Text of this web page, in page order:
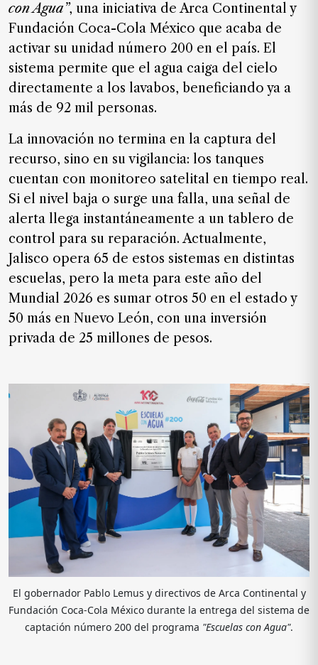
PARA
SUSCRIPTORES
Edición
digital
Nosotros
Anúnciate
con
nosotros
Donativos
Videos
Hemeroteca
con Agua”, una iniciativa de Arca Continental y
Fundación Coca-Cola México que acaba de
activar su unidad número 200 en el país. El
sistema permite que el agua caiga del cielo
directamente a los lavabos, beneficiando ya a
más de 92 mil personas.
La innovación no termina en la captura del
recurso, sino en su vigilancia: los tanques
cuentan con monitoreo satelital en tiempo real.
Si el nivel baja o surge una falla, una señal de
alerta llega instantáneamente a un tablero de
control para su reparación. Actualmente,
Jalisco opera 65 de estos sistemas en distintas
escuelas, pero la meta para este año del
Mundial 2026 es sumar otros 50 en el estado y
50 más en Nuevo León, con una inversión
privada de 25 millones de pesos.
El gobernador Pablo Lemus y directivos de Arca Continental y
Fundación Coca-Cola México durante la entrega del sistema de
captación número 200 del programa "Escuelas con Agua".